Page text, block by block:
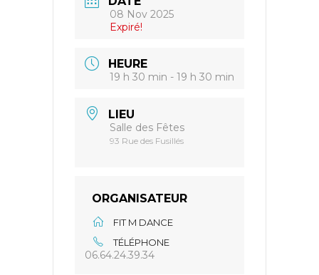
08 Nov 2025
Expiré!
HEURE
19 h 30 min - 19 h 30 min
LIEU
Salle des Fêtes
93 Rue des Fusillés
ORGANISATEUR
FIT M DANCE
TÉLÉPHONE
06.64.24.39.34